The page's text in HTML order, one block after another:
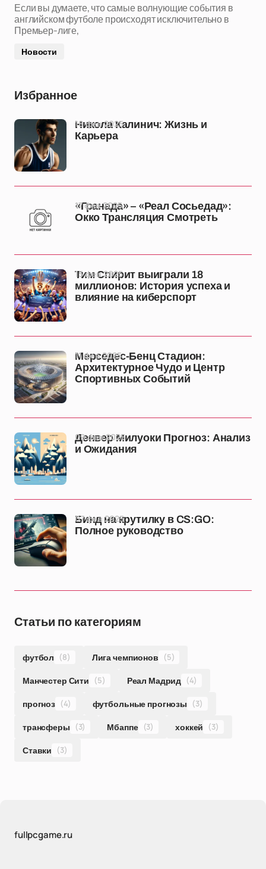
Если вы думаете, что самые волнующие события в
английском футболе происходят исключительно в
Премьер-лиге,
Новости
Избранное
Никола Калинич: Жизнь и
Карьера
18 фев 2025
«Гранада» – «Реал Сосьедад»:
Окко Трансляция Смотреть
17 фев 2025
Тим Спирит выиграли 18
миллионов: История успеха и
влияние на киберспорт
15 фев 2025
Мерседес-Бенц Стадион:
Архитектурное Чудо и Центр
Спортивных Событий
11 фев 2025
Денвер Милуоки Прогноз: Анализ
и Ожидания
09 фев 2025
Бинд на крутилку в CS:GO:
Полное руководство
07 фев 2025
Статьи по категориям
футбол (8) Лига чемпионов (5)
Манчестер Сити (5) Реал Мадрид (4)
прогноз (4) футбольные прогнозы (3)
трансферы (3) Мбаппе (3) хоккей (3)
Ставки (3)
fullpcgame.ru